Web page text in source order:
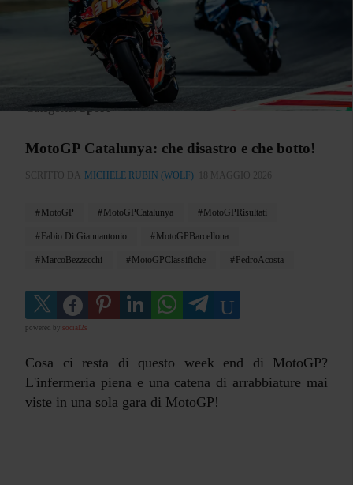
Categoria:Sport
MotoGP Catalunya: che disastro e che botto!
SCRITTO DA MICHELE RUBIN (WOLF) 18 MAGGIO 2026
MotoGP MotoGPCatalunya MotoGPRisultati
Fabio Di Giannantonio MotoGPBarcellona
MarcoBezzecchi MotoGPClassifiche PedroAcosta
powered by social2s
Cosa ci resta di questo week end di MotoGP?
L'infermeria piena e una catena di arrabbiature mai
viste in una sola gara di MotoGP!